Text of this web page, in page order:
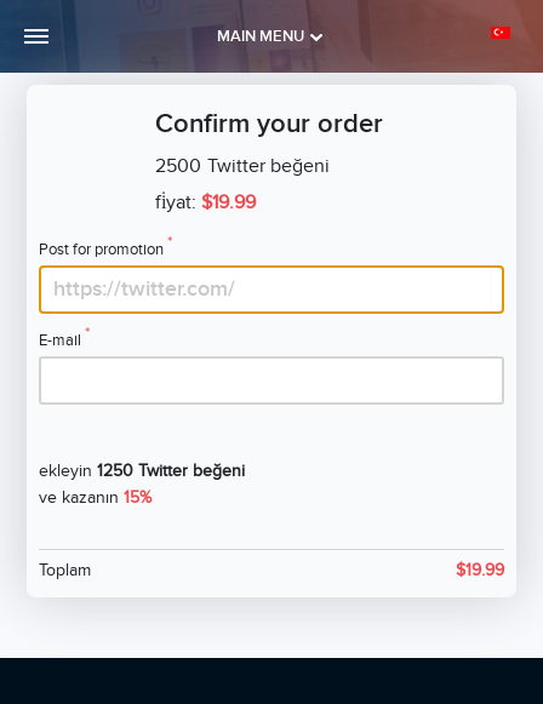
MAIN MENU
Confirm your order
2500 Twitter beğeni
fi̇yat: $19.99
Post for promotion *
E-mail *
ekleyin1250 Twitter beğeni
ve kazanın15%
Toplam $19.99